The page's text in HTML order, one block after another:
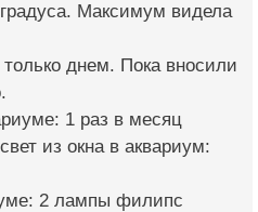
Максимум видела
днем. Пока вносили
1 раз в месяц
из окна в аквариум:
2 лампы филипс